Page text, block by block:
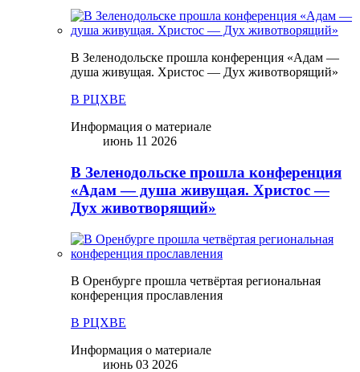
В Зеленодольске прошла конференция «Адам —
душа живущая. Христос — Дух животворящий»
В РЦХВЕ
Информация о материале
июнь 11 2026
В Зеленодольске прошла конференция
«Адам — душа живущая. Христос —
Дух животворящий»
В Оренбурге прошла четвёртая региональная
конференция прославления
В РЦХВЕ
Информация о материале
июнь 03 2026